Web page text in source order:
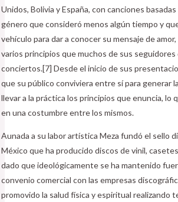
Unidos, Bolivia y España, con canciones
género que consideró menos algún tiempo y
vehículo para dar a conocer su mensaje de
varios principios que muchos de sus seguidores
conciertos.[7]​ Desde el inicio de sus
que su público conviviera entre sí para generar
llevar a la práctica los principios que enuncia, lo
en una costumbre entre los mismos.
Aunada a su labor artística Meza fundó el sello
México que ha producido discos de vinil,
dado que ideológicamente se ha mantenido
convenio comercial con las empresas
promovido la salud física y espiritual realizando